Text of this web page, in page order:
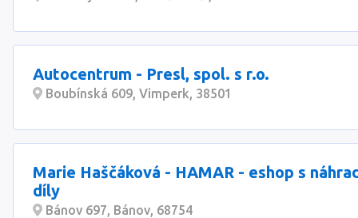
Autocentrum - Presl, spol. s r.o.
Boubínská 609, Vimperk, 38501
Marie Haščáková - HAMAR - eshop s
díly
Bánov 697, Bánov, 68754